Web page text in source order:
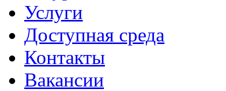
Услуги
Доступная среда
Контакты
Вакансии